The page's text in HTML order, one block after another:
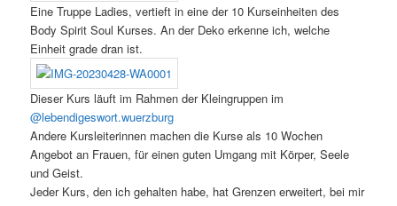
Eine Truppe Ladies, vertieft in eine der 10 Kurseinheiten des
Body Spirit Soul Kurses. An der Deko erkenne ich, welche
Einheit grade dran ist.
Dieser Kurs läuft im Rahmen der Kleingruppen im
@lebendigeswort.wuerzburg
Andere Kursleiterinnen machen die Kurse als 10 Wochen
Angebot an Frauen, für einen guten Umgang mit Körper, Seele
und Geist.
Jeder Kurs, den ich gehalten habe, hat Grenzen erweitert, bei mir